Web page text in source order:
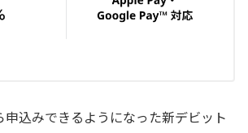
込みできるようになった新デビット